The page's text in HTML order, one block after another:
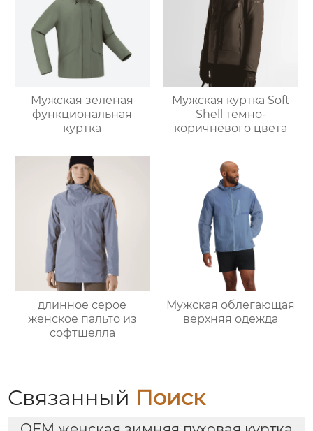
Мужская зеленая
функциональная
куртка
Мужская куртка Soft
Shell темно-
коричневого цвета
длинное серое
женское пальто из
софтшелла
Мужская облегающая
верхняя одежда
Связанный Поиск